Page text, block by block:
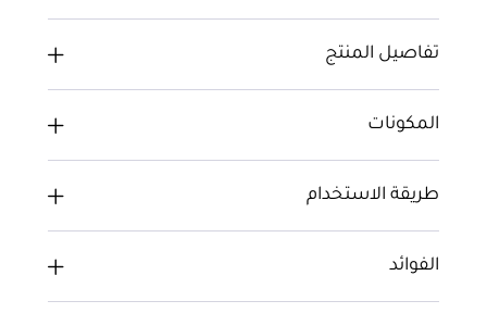
تفاصيل المنتج
المكونات
طريقة الاستخدام
الفوائد